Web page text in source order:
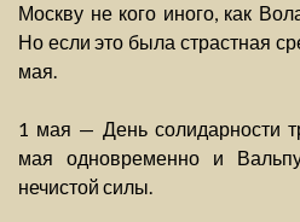
Москву не кого иного, как
Но если это была страстная
мая.
1 мая — День солидарности
мая одновременно и
нечистой силы.